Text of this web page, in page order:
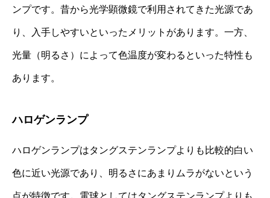
ンプです。昔から光学顕微鏡で利用されてきた光源であ
り、入手しやすいといったメリットがあります。一方、
光量（明るさ）によって色温度が変わるといった特性も
あります。
ハロゲンランプ
ハロゲンランプはタングステンランプよりも比較的白い
色に近い光源であり、明るさにあまりムラがないという
点が特徴です。電球としてはタングステンランプよりも